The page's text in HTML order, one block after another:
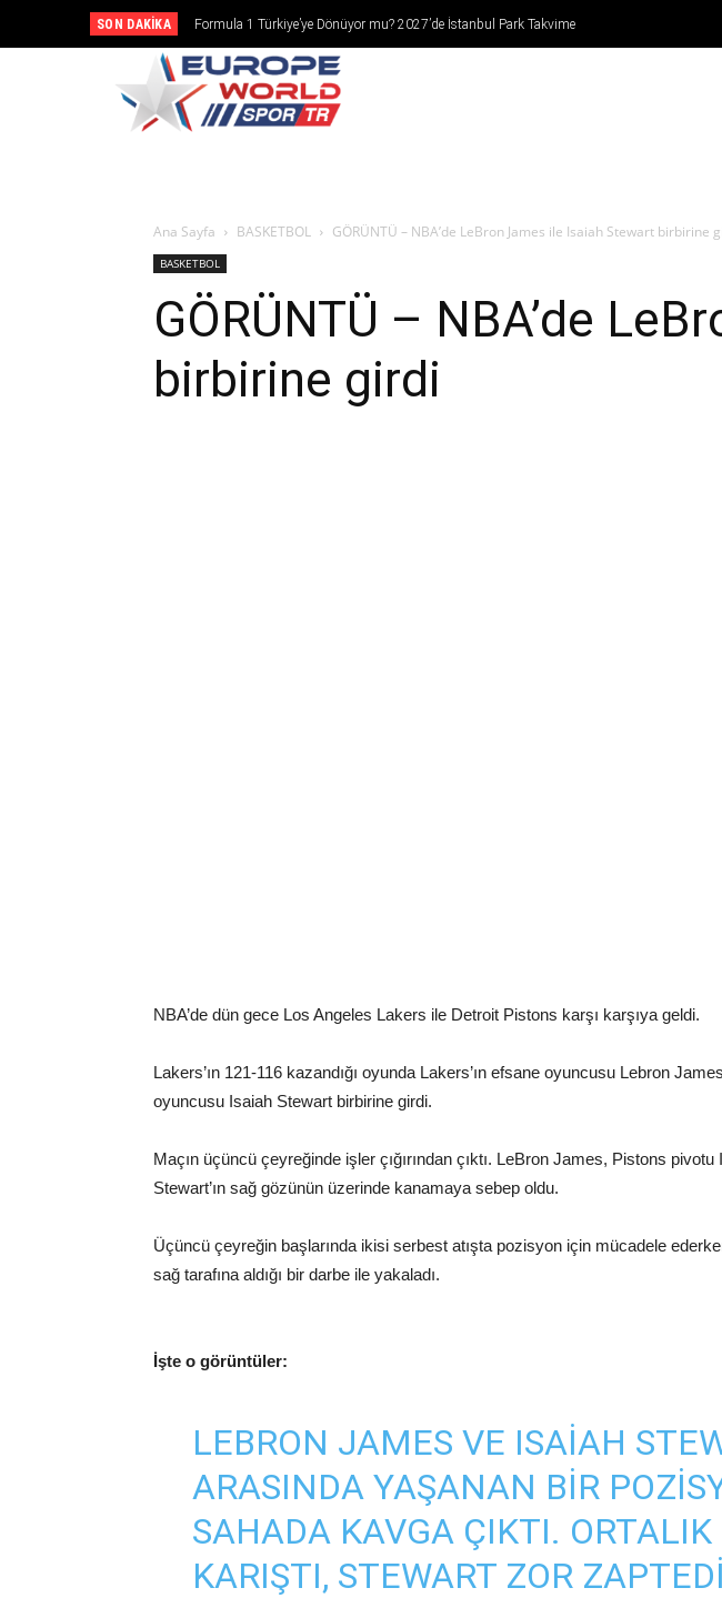
SON DAKIKA
Formula 1 Türkiye’ye Dönüyor mu? 2027’de İstanbul Park Takvime
Girebilir
Ana Sayfa BASKETBOL GÖRÜNTÜ – NBA’de LeBron James ile Isaiah Stewart birbirine
BASKETBOL
GÖRÜNTÜ – NBA’de
birbirine girdi
NBA’de dün gece Los Angeles Lakers ile Detroit Pistons karşı karşıya geldi.
Lakers’ın 121-116 kazandığı oyunda Lakers’ın efsane oyuncusu Lebron
oyuncusu Isaiah Stewart birbirine girdi.
Maçın üçüncü çeyreğinde işler çığırından çıktı. LeBron James, Pistons pivotu
Stewart’ın sağ gözünün üzerinde kanamaya sebep oldu.
Üçüncü çeyreğin başlarında ikisi serbest atışta pozisyon için mücadele
sağ tarafına aldığı bir darbe ile yakaladı.
İşte o görüntüler:
LEBRON JAMES VE ISAIAH
ARASINDA YAŞANAN BIR
SAHADA KAVGA ÇIKTI.
KARIŞTI, STEWART ZOR